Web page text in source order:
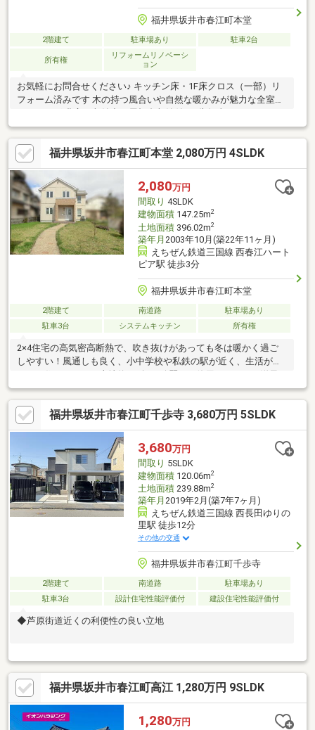
福井県坂井市春江町本堂
2階建て 駐車場あり 駐車2台
所有権
リフォームリノベーシ
ョン
お気軽にお問合せください♪ キッチン床・1F床クロス（一部）リ
フォーム済みです 木の持つ風合いや自然な暖かみが魅力な全室フ
福井県坂井市春江町本堂 2,080万円 4SLDK
2,080万円
間取り 4SLDK
建物面積147.25m2
土地面積396.02m2
築年月 2003年10月(築22年11ヶ月)
えちぜん鉄道三国線 西春江ハート
ピア駅 徒歩3分
福井県坂井市春江町本堂
2階建て 南道路
駐車場あり
駐車3台
システムキッチン 所有権
2×4住宅の高気密高断熱で、吹き抜けがあっても冬は暖かく過ご
しやすい！風通しも良く、小中学校や私鉄の駅が近く、生活がし
戸建です！前道が広く、駐車スペースも４台とたっぷりのスペー
スがあるので車庫入れ楽々！駐車スペースの奥は南側の庭になっ
ているので菜園やドッグランスペースにもご使用できます！約20
帖の大きなリビングには、アイランドキッチンがあり、ウッドデ
ッキやランドリールームにも直通！お風呂は1.25坪サイズなので
ゆったりとリラックスしていただけます！寝室には広いウォーク
インクローゼットがあり、東側にはベランダもあります！
福井県坂井市春江町千歩寺 3,680万円 5SLDK
3,680万円
間取り 5SLDK
建物面積120.06m2
土地面積239.88m2
築年月 2019年2月(築7年7ヶ月)
えちぜん鉄道三国線 西長田ゆりの
里駅 徒歩12分
その他の交通
福井県坂井市春江町千歩寺
2階建て 南道路
駐車場あり
駐車3台
設計住宅性能評価付 建設住宅性能評価付
◆芦原街道近くの利便性の良い立地
福井県坂井市春江町高江 1,280万円 9SLDK
1,280万円